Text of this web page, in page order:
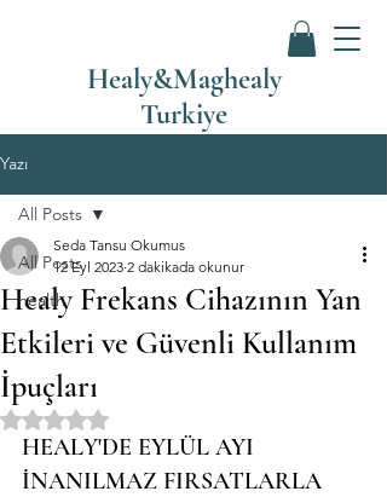
Healy&Maghealy
Turkiye
Yazı
All Posts
health
All Posts
Healy Frekans Cihazının Yan
Etkileri ve Güvenli Kullanım
İpuçları
Seda Tansu Okumus
12 Eyl 2023 2 dakikada okunur
5 üzerinden NaN yıldız
HEALY'DE EYLÜL AYI
İNANILMAZ FIRSATLARLA